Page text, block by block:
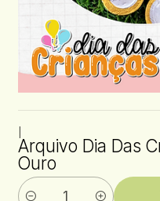
Arquivo Dia Das
Ouro